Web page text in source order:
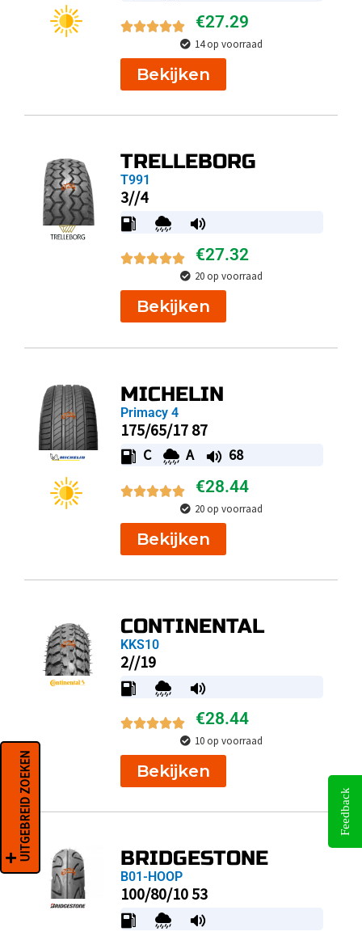
€27.29
14 op voorraad
Bekijken
TRELLEBORG
T991
3//4
€27.32
20 op voorraad
Bekijken
MICHELIN
Primacy 4
175/65/17 87
C A 68
€28.44
20 op voorraad
Bekijken
CONTINENTAL
KKS10
2//19
€28.44
10 op voorraad
Bekijken
BRIDGESTONE
B01-HOOP
100/80/10 53
UITGEBREID ZOEKEN Feedback